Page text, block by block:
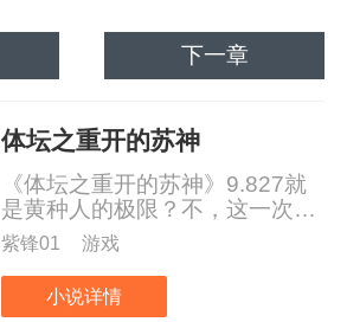
下一章
体坛之重开的苏神
《体坛之重开的苏神》9.827就
是黄种人的极限？不，这一次我
苏神一定要写出最强飞人的……
论文。应读者大佬们的要求特意
加一条：可能是全网最硬核的短
跑流。科学夺舍系统，想看你就
紫锋01 游戏
小说详情